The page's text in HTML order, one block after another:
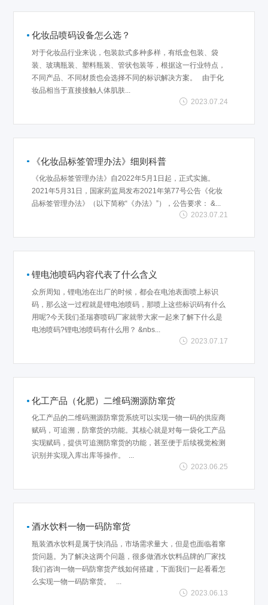
化妆品喷码设备怎么选？
对于化妆品行业来说，包装款式多种多样，有纸盒包装、袋
装、玻璃瓶装、塑料瓶装、管状包装等，根据这一行业特点，
不同产品、不同材质也会选择不同的标识解决方案。 由于化
妆品相当于直接接触人体肌肤...
2023.07.24
《化妆品标签管理办法》细则科普
《化妆品标签管理办法》自2022年5月1日起，正式实施。
2021年5月31日，国家药监局发布2021年第77号公告《化妆
品标签管理办法》（以下简称“《办法》”），公告要求： &...
2023.07.21
锂电池喷码内容代表了什么含义
众所周知，锂电池在出厂的时候，都会在电池表面喷上标识
码，那么这一过程就是锂电池喷码，那喷上这些标识码有什么
用呢?今天我们圣瑞赛喷码厂家就带大家一起来了解下什么是
电池喷码?锂电池喷码有什么用？ &nbs...
2023.07.17
化工产品（化肥）二维码溯源防窜货
化工产品的二维码溯源防窜货系统可以实现一物一码的供应商
赋码，可追溯，防窜货的功能。其核心就是对每一袋化工产品
实现赋码，提供可追溯防窜货的功能，甚至便于后续视觉检测
识别并实现入库出库等操作。 ...
2023.06.25
酒水饮料一物一码防窜货
瓶装酒水饮料是属于快消品，市场需求量大，但是也面临着窜
货问题。为了解决这两个问题，很多做酒水饮料品牌的厂家找
我们咨询一物一码防窜货产线如何搭建，下面我们一起看看怎
么实现一物一码防窜货。 ...
2023.06.13